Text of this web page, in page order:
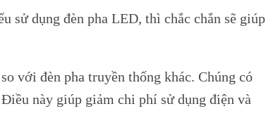
sử dụng đèn pha LED, thì chắc chắn sẽ giúp
với đèn pha truyền thống khác. Chúng có
này giúp giảm chi phí sử dụng điện và